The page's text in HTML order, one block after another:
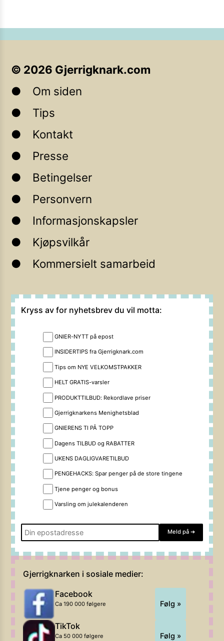
© 2026 Gjerrigknark.com
Om siden
Tips
Kontakt
Presse
Betingelser
Personvern
Informasjonskapsler
Kjøpsvilkår
Kommersielt samarbeid
Kryss av for nyhetsbrev du vil motta:
GNIER-NYTT på epost
INSIDERTIPS fra Gjerrigknark.com
Tips om NYE VELKOMSTPAKKER
HELT GRATIS-varsler
PRODUKTTILBUD: Rekordlave priser
Gjerrigknarkens Menighetsblad
GNIERENS TI PÅ TOPP
Dagens TILBUD og RABATTER
UKENS DAGLIGVARETILBUD
PENGEHACKS: Spar penger på de store tingene
Tjene penger og bonus
Varsling om julekalenderen
Meld på ➔
Gjerrigknarken i sosiale medier:
Facebook
Ca 190 000 følgere Følg »
TikTok
Ca 50 000 følgere Følg »